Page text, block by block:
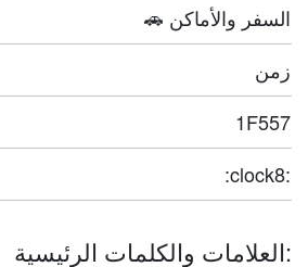
🚗 السفر والأماكن
زمن
1F557
:clock8:
العلامات والكلمات الرئيسية: